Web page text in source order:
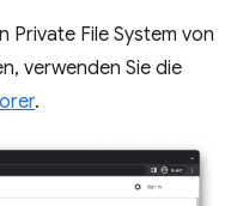
Private File System von
verwenden Sie die
.